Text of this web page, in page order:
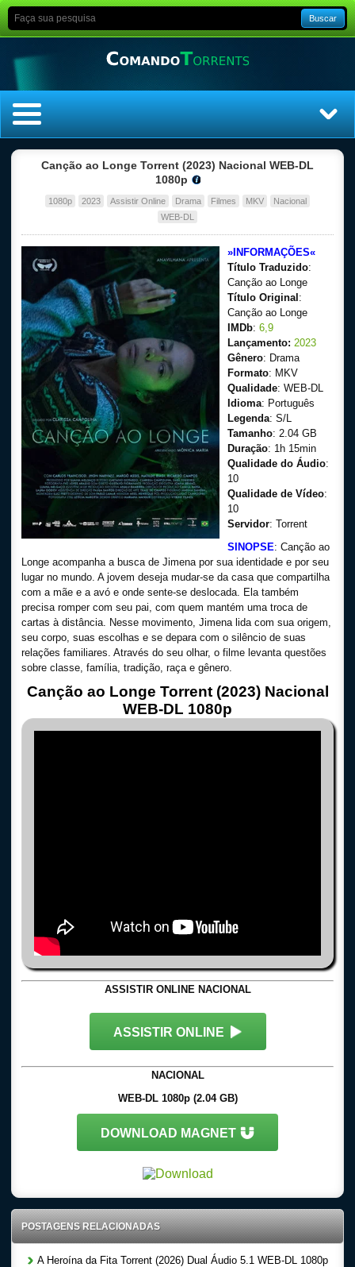
Buscar
Filmes
Dublado
Legendado
Canção ao Longe Torrent (2023) Nacional WEB-DL
1080p
1080p 2023 Assistir Online Drama Filmes MKV
Nacional
WEB-DL
»INFORMAÇÕES«
Título Traduzido:
Canção ao Longe
Título Original :
Canção ao Longe
IMDb: 6,9
Lançamento: 2023
Gênero: Drama
Formato: MKV
Qualidade: WEB-DL
Idioma: Português
Legenda: S/L
Tamanho: 2.04 GB
Duração: 1h 15min
Qualidade do Áudio:
10
Qualidade de Vídeo:
10
Servidor: Torrent
SINOPSE: Canção ao
Longe acompanha a busca de Jimena por sua identidade e por seu
lugar no mundo. A jovem deseja mudar-se da casa que compartilha
com a mãe e a avó e onde sente-se deslocada. Ela também
precisa romper com seu pai, com quem mantém uma troca de
cartas à distância. Nesse movimento, Jimena lida com sua origem,
seu corpo, suas escolhas e se depara com o silêncio de suas
relações familiares. Através do seu olhar, o filme levanta questões
sobre classe, família, tradição, raça e gênero.
Canção ao Longe Torrent (2023) Nacional
WEB-DL 1080p
ASSISTIR ONLINE NACIONAL
ASSISTIR ONLINE
NACIONAL
WEB-DL 1080p (2.04 GB)
DOWNLOAD MAGNET
POSTAGENS RELACIONADAS
A Heroína da Fita Torrent (2026) Dual Áudio 5.1 WEB-DL 1080p